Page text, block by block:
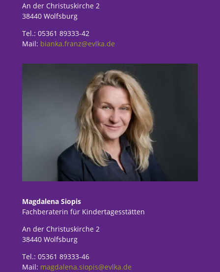
An der Christuskirche 2
38440 Wolfsburg
Tel.: 05361 89333-42
Mail: bianka.franz@evlka.de
Magdalena Siopis
Fachberaterin für Kindertagesstätten
An der Christuskirche 2
38440 Wolfsburg
Tel.: 05361 89333-46
Mail: magdalena.siopis@evlka.de